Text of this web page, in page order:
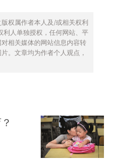
权属作者本人及/或相关权利
利人单独授权，任何网站、平
相关媒体的网站信息内容转
。文章均为作者个人观点，